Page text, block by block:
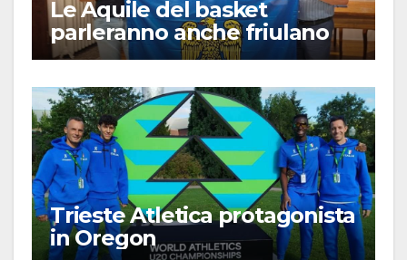
Le Aquile del basket
parleranno anche friulano
Trieste Atletica protagonista
in Oregon